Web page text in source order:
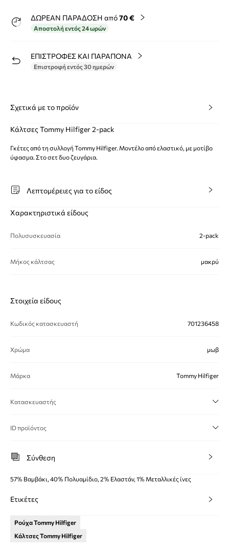
ΔΩΡΕΑΝ ΠΑΡΑΔΟΣΗ από70 €
Αποστολή εντός 24 ωρών
ΕΠΙΣΤΡΟΦΕΣ ΚΑΙ ΠΑΡΑΠΟΝΑ
Επιστροφή εντός 30 ημερών
Σχετικά με το προϊόν
Κάλτσες Tommy Hilfiger 2-pack
Γκέτες από τη συλλογή Tommy Hilfiger. Μοντέλο από ελαστικό, με μοτίβο
ύφασμα. Στο σετ δυο ζευγάρια.
Λεπτομέρειες για το είδος
Χαρακτηριστικά είδους
Πολυσυσκευασία 2-pack
Μήκος κάλτσας μακρύ
Στοιχεία είδους
Κωδικός κατασκευαστή 701236458
Χρώμα μωβ
Μάρκα Tommy Hilfiger
Κατασκευαστής
ID προϊόντος
Σύνθεση
57% Βαμβάκι, 40% Πολυαμίδιο, 2% Ελαστάν, 1% Μεταλλικές ίνες
Ετικέτες
Ρούχα Tommy Hilfiger
Κάλτσες Tommy Hilfiger